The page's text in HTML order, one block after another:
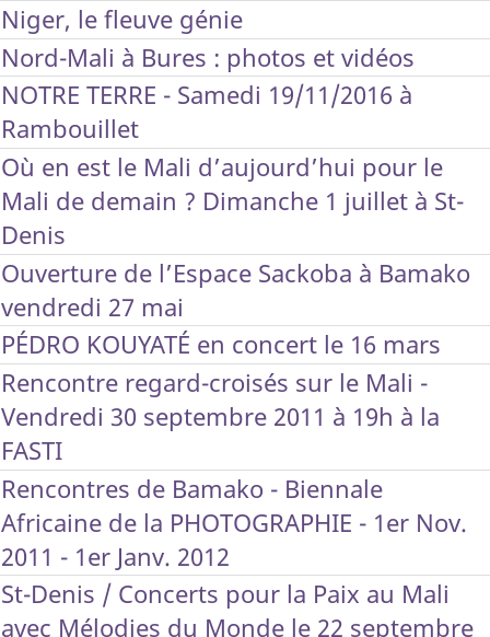
Niger, le fleuve génie
Nord-Mali à Bures : photos et vidéos
NOTRE TERRE - Samedi 19/11/2016 à
Rambouillet
Où en est le Mali d’aujourd’hui pour le
Mali de demain ? Dimanche 1 juillet à St-
Denis
Ouverture de l’Espace Sackoba à Bamako
vendredi 27 mai
PÉDRO KOUYATÉ en concert le 16 mars
Rencontre regard-croisés sur le Mali -
Vendredi 30 septembre 2011 à 19h à la
FASTI
Rencontres de Bamako - Biennale
Africaine de la PHOTOGRAPHIE - 1er Nov.
2011 - 1er Janv. 2012
St-Denis / Concerts pour la Paix au Mali
avec Mélodies du Monde le 22 septembre